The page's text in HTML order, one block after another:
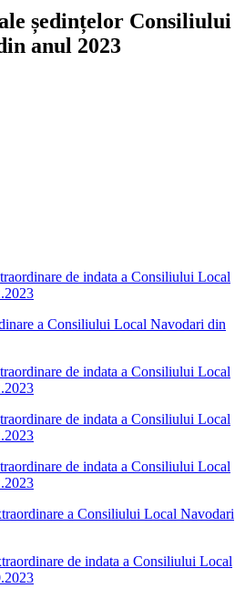
ședințelor Consiliului
anul 2023
de indata a Consiliului Local
a Consiliului Local Navodari din
de indata a Consiliului Local
de indata a Consiliului Local
de indata a Consiliului Local
a Consiliului Local Navodari
de indata a Consiliului Local